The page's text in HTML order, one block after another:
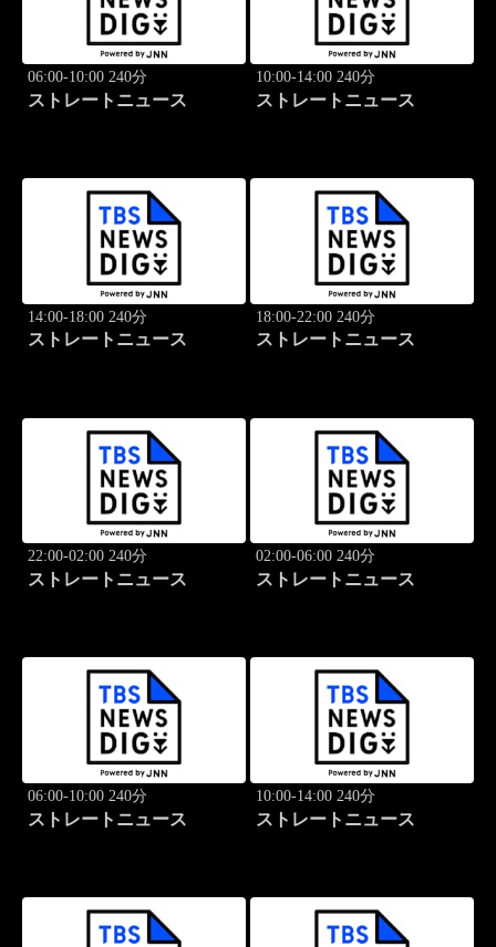
06:00-10:00 240分
ストレートニュース
10:00-14:00 240分
ストレートニュース
14:00-18:00 240分
ストレートニュース
18:00-22:00 240分
ストレートニュース
22:00-02:00 240分
ストレートニュース
02:00-06:00 240分
ストレートニュース
06:00-10:00 240分
ストレートニュース
10:00-14:00 240分
ストレートニュース